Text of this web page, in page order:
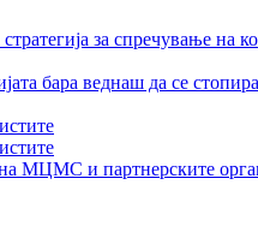
за спречување
бара веднаш да се
МЦМС и партнерските